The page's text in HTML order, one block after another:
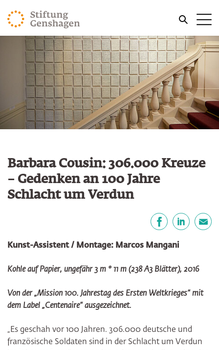
ZUM HAUPTINHALT SPRINGEN
ZUR SUCHE SPRINGEN
Barbara Cousin: 306.000 Kreuze
– Gedenken an 100 Jahre
Schlacht um Verdun
Kunst-Assistent / Montage: Marcos Mangani
Kohle auf Papier, ungefähr 3 m * 11 m (238 A3 Blätter), 2016
Von der „Mission 100. Jahrestag des Ersten Weltkrieges“ mit
dem Label „Centenaire“ ausgezeichnet.
„Es geschah vor 100 Jahren. 306.000 deutsche und
französische Soldaten sind in der Schlacht um Verdun